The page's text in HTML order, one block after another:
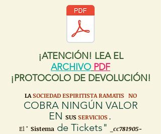
¡ATENCIÓN! LEA EL
ARCHIVO PDF
¡PROTOCOLO DE DEVOLUCIÓN!
LA SOCIEDAD ESPIRITISTA RAMATIS NO
COBRA NINGÚN VALOR
EN SUSSERVICIOS.
El " Sistema de Tickets"
_cc781905-